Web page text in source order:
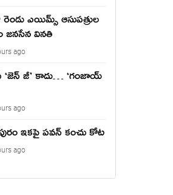
ఎయిమ్స్ ఆసుపత్రుల
జనసేన వినతి
ago
‘జెన్ జీ’ కాదు… ‘గంజాయ్
ago
ఇకపై పవన్ కంచు కోట
ago